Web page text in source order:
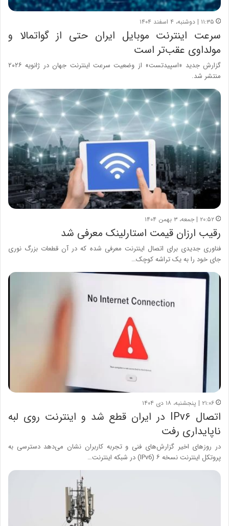
۱۱:۳۵ | دوشنبه، ۴ اسفند ۱۴۰۴
سرعت اینترنت موبایل ایران حتی از گواتمالا و
مولداوی عقب‌تر است
گزارش جدید «اسپیدتست» از وضعیت سرعت اینترنت جهان در ژانویه ۲۰۲۶
منتشر شد.
۲۰:۵۲ | جمعه، ۳ بهمن ۱۴۰۴
رقیب ارزان قیمت استارلینک معرفی شد
فناوری جدیدی برای اتصال اینترنت معرفی شده که در آن قطعات بزرگ نوری
جای خود را به یک تراشه کوچک…
۲۱:۰۶ | پنجشنبه، ۱۸ دی ۱۴۰۴
اتصال IPv۶ در ایران قطع شد و اینترنت روی لبه
ناپایداری رفت
در روزهای اخیر گزارش‌های فنی و تجربه کاربران نشان می‌دهد دسترسی به
پروتکل اینترنت نسخه ۶ (IPv6) در شبکه اینترنت…